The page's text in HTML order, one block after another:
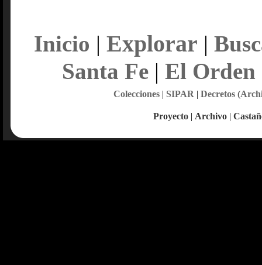
Inicio | Explorar |
Santa Fe| El Orden
Colecciones| SIPAR | Decretos
Proyecto | Archivo |